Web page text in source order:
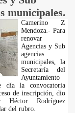
municipales.
Camerino Z
Mendoza.- Para
renovar
Agencias y Sub
agencias
municipales, la
Secretaría del
Ayuntamiento
día la convocatoria
de inscripción, dio
Héctor Rodríguez
del rubro.